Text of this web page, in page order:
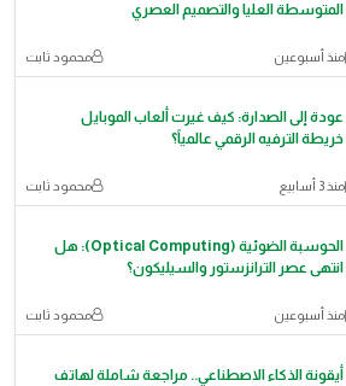
المتوسطة العليا والتصميم العصري
منذ أسبوعين محمود ثابت
عودة إلى الصدارة: كيف غيرت ألعاب الموبايل
خريطة الترفيه الرقمي عالمياً؟
منذ 3 أسابيع محمود ثابت
الحوسبة الضوئية (Optical Computing): هل
انتهى عصر الترانزستور والسيليكون؟
منذ أسبوعين محمود ثابت
أيقونة الذكاء الاصطناعي.. مراجعة شاملة لهاتف